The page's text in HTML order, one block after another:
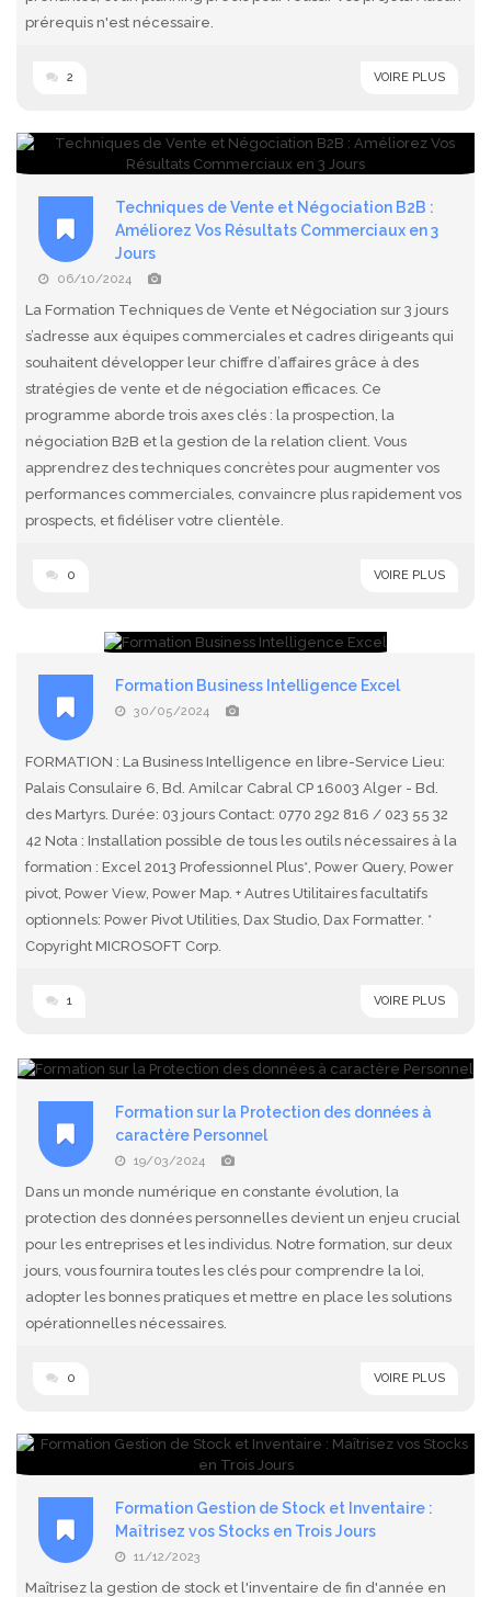
prérequis n'est nécessaire.
2 VOIRE PLUS
Techniques de Vente et Négociation B2B :
Améliorez Vos Résultats Commerciaux en 3
Jours
06/10/2024
La Formation Techniques de Vente et Négociation sur 3 jours
s’adresse aux équipes commerciales et cadres dirigeants qui
souhaitent développer leur chiffre d’affaires grâce à des
stratégies de vente et de négociation efficaces. Ce
programme aborde trois axes clés : la prospection, la
négociation B2B et la gestion de la relation client. Vous
apprendrez des techniques concrètes pour augmenter vos
performances commerciales, convaincre plus rapidement vos
prospects, et fidéliser votre clientèle.
0 VOIRE PLUS
Formation Business Intelligence Excel
30/05/2024
FORMATION : La Business Intelligence en libre-Service Lieu:
Palais Consulaire 6, Bd. Amilcar Cabral CP 16003 Alger - Bd.
des Martyrs. Durée: 03 jours Contact: 0770 292 816 / 023 55 32
42 Nota : Installation possible de tous les outils nécessaires à la
formation : Excel 2013 Professionnel Plus*, Power Query, Power
pivot, Power View, Power Map. + Autres Utilitaires facultatifs
optionnels: Power Pivot Utilities, Dax Studio, Dax Formatter. *
Copyright MICROSOFT Corp.
1 VOIRE PLUS
Formation sur la Protection des données à
caractère Personnel
19/03/2024
Dans un monde numérique en constante évolution, la
protection des données personnelles devient un enjeu crucial
pour les entreprises et les individus. Notre formation, sur deux
jours, vous fournira toutes les clés pour comprendre la loi,
adopter les bonnes pratiques et mettre en place les solutions
opérationnelles nécessaires.
0 VOIRE PLUS
Formation Gestion de Stock et Inventaire :
Maîtrisez vos Stocks en Trois Jours
11/12/2023
Maîtrisez la gestion de stock et l'inventaire de fin d'année en